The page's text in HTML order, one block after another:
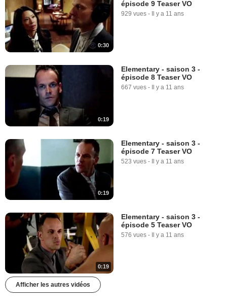
0:30
épisode 9 Teaser VO
929 vues - Il y a 11 ans
0:19
Elementary - saison 3 -
épisode 8 Teaser VO
667 vues - Il y a 11 ans
0:19
Elementary - saison 3 -
épisode 7 Teaser VO
523 vues - Il y a 11 ans
0:19
Elementary - saison 3 -
épisode 5 Teaser VO
576 vues - Il y a 11 ans
Afficher les autres vidéos